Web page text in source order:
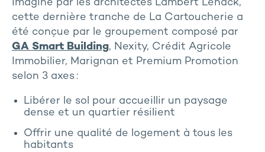
Imaginé par les architectes Lambert Lenack,
cette dernière tranche de La Cartoucherie a
été conçue par le groupement composé par
GA Smart Building, Nexity, Crédit Agricole
Immobilier, Marignan et Premium Promotion
selon 3 axes :
Libérer le sol pour accueillir un paysage
dense et un quartier résilient
Offrir une qualité de logement à tous les
habitants